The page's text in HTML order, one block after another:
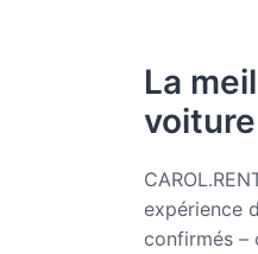
La
expérience
confirmés –